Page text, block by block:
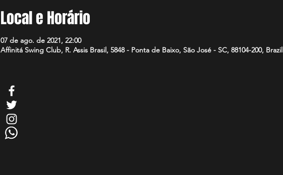
Local e Horário
07 de ago. de 2021, 22:00
Affinitá Swing Club, R. Assis Brasil, 5848 - Ponta de Baixo, São José - SC, 88104-200, Brazil